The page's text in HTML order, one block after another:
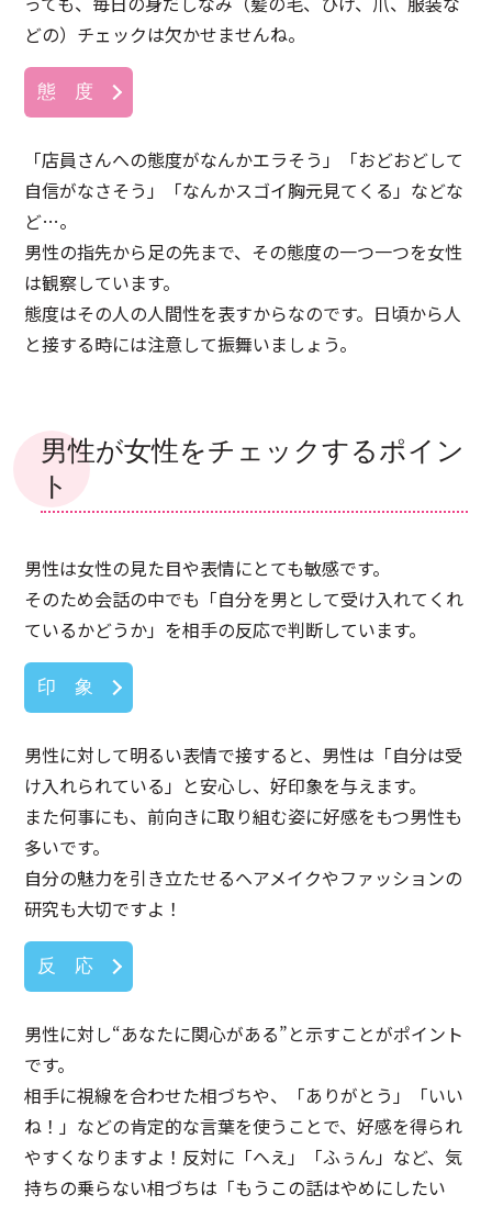
どの）チェックは欠かせませんね。
態 度
「店員さんへの態度がなんかエラそう」「おどおどして
自信がなさそう」「なんかスゴイ胸元見てくる」などな
ど…。
男性の指先から足の先まで、その態度の一つ一つを女性
は観察しています。
態度はその人の人間性を表すからなのです。日頃から人
と接する時には注意して振舞いましょう。
男性が女性をチェックするポイン
ト
男性は女性の見た目や表情にとても敏感です。
そのため会話の中でも「自分を男として受け入れてくれ
ているかどうか」を相手の反応で判断しています。
印 象
男性に対して明るい表情で接すると、男性は「自分は受
け入れられている」と安心し、好印象を与えます。
また何事にも、前向きに取り組む姿に好感をもつ男性も
多いです。
自分の魅力を引き立たせるヘアメイクやファッションの
研究も大切ですよ！
反 応
男性に対し“あなたに関心がある”と示すことがポイント
です。
相手に視線を合わせた相づちや、「ありがとう」「いい
ね！」などの肯定的な言葉を使うことで、好感を得られ
やすくなりますよ！反対に「へえ」「ふぅん」など、気
持ちの乗らない相づちは「もうこの話はやめにしたい